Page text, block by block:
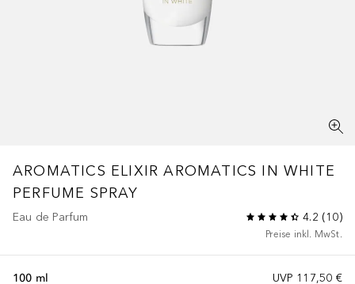
AROMATICS ELIXIR AROMATICS IN WHITE
PERFUME SPRAY
Eau de Parfum 4.2 (10)
Preise inkl. MwSt.
UVP 117,50 €
100 ml